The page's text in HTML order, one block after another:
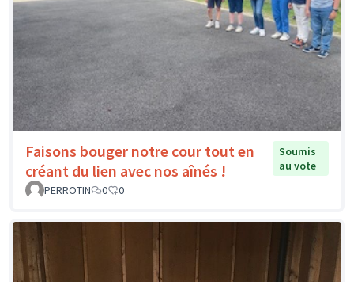
Faisons bouger notre cour tout en
créant du lien avec nos aînés !
Soumis
au vote
PERROTIN
0 0